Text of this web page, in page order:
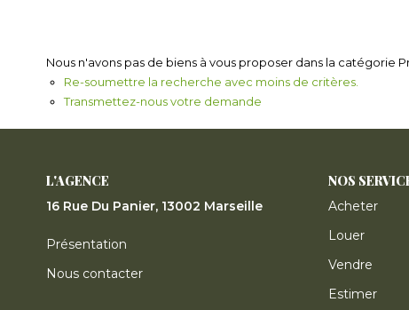
Nous n'avons pas de biens à vous proposer dans la catégorie
Re-soumettre la recherche avec moins de critères.
Transmettez-nous votre demande
L'AGENCE
16 Rue Du Panier, 13002 Marseille
Présentation
Nous contacter
NOS
Acheter
Louer
Vendre
Estimer